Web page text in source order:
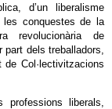
d’un liberalisme
les conquestes de la
revolucionària de
dels treballadors,
Col·lectivitzacions
liberals,